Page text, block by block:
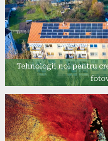
Tehnologii noi pentru